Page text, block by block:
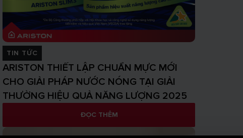
TIN TỨC
ARISTON THIẾT LẬP CHUẨN MỰC MỚI
CHO GIẢI PHÁP NƯỚC NÓNG TẠI GIẢI
THƯỞNG HIỆU QUẢ NĂNG LƯỢNG 2025
ĐỌC THÊM